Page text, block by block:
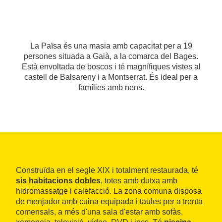
La Païsa és una masia amb capacitat per a 19
persones situada a Gaià, a la comarca del Bages.
Està envoltada de boscos i té magnífiques vistes al
castell de Balsareny i a Montserrat. És ideal per a
famílies amb nens.
Construïda en el segle XIX i totalment restaurada, té
sis habitacions dobles, totes amb dutxa amb
hidromassatge i calefacció. La zona comuna disposa
de menjador amb cuina equipada i taules per a trenta
comensals, a més d'una sala d'estar amb sofàs,